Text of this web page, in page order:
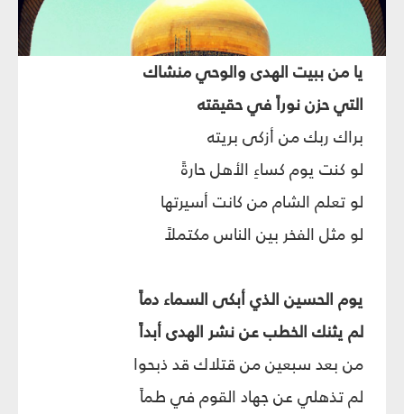
يا من ببيت الهدى والوحي منشاك
التي حزن نوراً في حقيقته
براك ربك من أزكى بريته
لو كنت يوم كساءِ الأهل حارةً
لو تعلم الشام من كانت أسيرتها
لو مثل الفخر بين الناس مكتملاً
يوم الحسين الذي أبكى السماء دماً
لم يثنك الخطب عن نشر الهدى أبداً
من بعد سبعين من قتلاك قد ذبحوا
لم تذهلي عن جهاد القوم في طماً